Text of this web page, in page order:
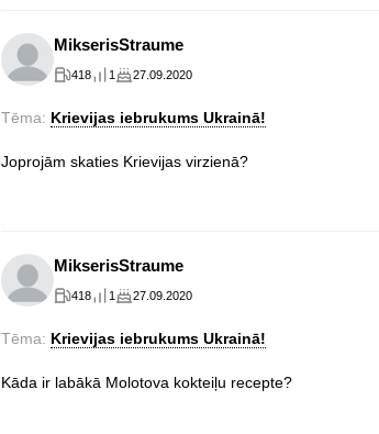
MikserisStraume
418 1 27.09.2020
Tēma: Krievijas iebrukums Ukrainā!
Joprojām skaties Krievijas virzienā?
MikserisStraume
418 1 27.09.2020
Tēma: Krievijas iebrukums Ukrainā!
Kāda ir labākā Molotova kokteiļu recepte?